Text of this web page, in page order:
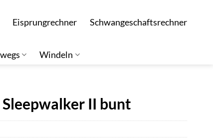
Eisprungrechner Schwangeschaftsrechner
Windeln
II bunt